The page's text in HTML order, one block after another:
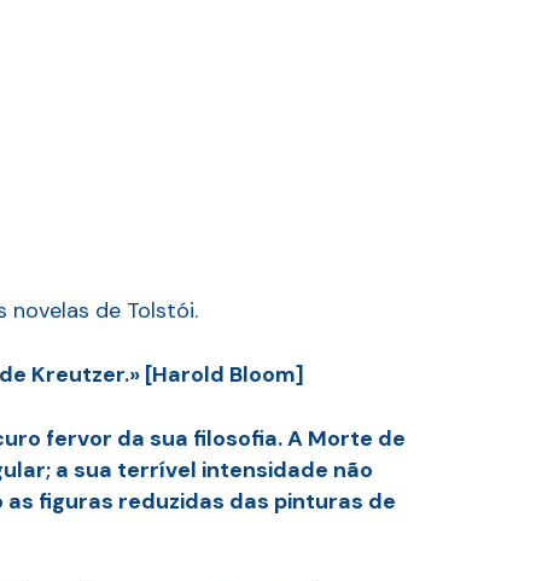
novelas de Tolstói.
Kreutzer.» [Harold Bloom]
fervor da sua filosofia. A Morte de
a sua terrível intensidade não
figuras reduzidas das pinturas de